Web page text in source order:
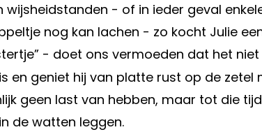
wijsheidstanden - of in ieder geval
nog kan lachen - zo kocht Julie
- doet ons vermoeden dat het
en geniet hij van platte rust op de zetel
geen last van hebben, maar tot die
de watten leggen.